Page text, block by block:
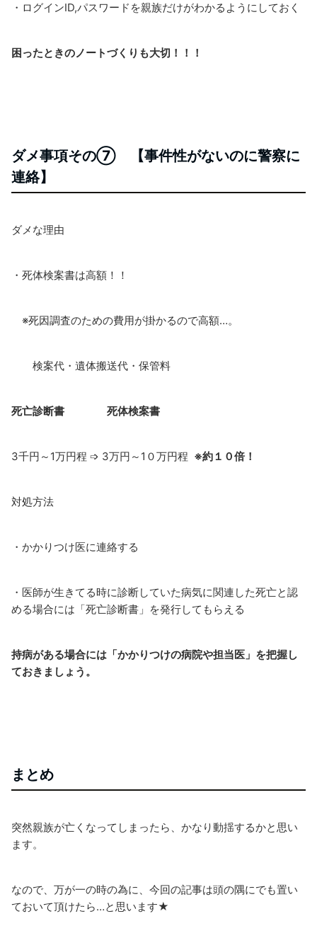
・ログインID,パスワードを親族だけがわかるようにしておく
困ったときのノートづくりも大切！！！
ダメ事項その⑦ 【事件性がないのに警察に
連絡】
ダメな理由
・死体検案書は高額！！
※死因調査のための費用が掛かるので高額…。
検案代・遺体搬送代・保管料
死亡診断書 死体検案書
3千円～1万円程 ➩ 3万円～1０万円程 ※約１０倍！
対処方法
・かかりつけ医に連絡する
・医師が生きてる時に診断していた病気に関連した死亡と認
める場合には「死亡診断書」を発行してもらえる
持病がある場合には「かかりつけの病院や担当医」を把握し
ておきましょう。
まとめ
突然親族が亡くなってしまったら、かなり動揺するかと思い
ます。
なので、万が一の時の為に、今回の記事は頭の隅にでも置い
ておいて頂けたら…と思います★